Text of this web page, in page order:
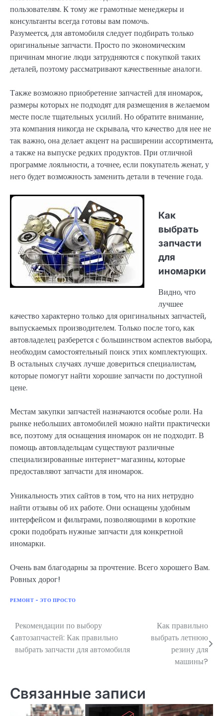
пользователям. К тому же грамотные менеджеры и
консультанты всегда готовы вам помочь.
Разумеется, для автомобиля следует подбирать только
оригинальные запчасти. Просто по экономическим
причинам многие люди затрудняются с покупкой таких
деталей, поэтому рассматривают качественные аналоги.
Также возможно приобретение запчастей для иномарок,
размеры которых не подходят для размещения в желаемом
месте после тщательных усилий. Но обратите внимание,
эта компания никогда не скрывала, что качество для нее не
так важно, она делает акцент на расширении ассортимента,
а также на выпуске редких продуктов. При отличной
программе лояльности, а точнее, если покупатель женат, у
него будет возможность заменить детали в течение года.
Как
выбрать
запчасти
для
иномарки
Видно, что
лучшее
качество характерно только для оригинальных запчастей,
выпускаемых производителем. Только после того, как
автовладелец разберется с большинством аспектов выбора,
необходим самостоятельный поиск этих комплектующих.
В остальных случаях лучше довериться специалистам,
которые помогут найти хорошие запчасти по доступной
цене.
Местам закупки запчастей назначаются особые роли. На
рынке небольших автомобилей можно найти практически
все, поэтому для оснащения иномарок он не подходит. В
помощь автовладельцам существуют различные
специализированные интернет-магазины, которые
предоставляют запчасти для иномарок.
Уникальность этих сайтов в том, что на них нетрудно
найти отзывы об их работе. Они оснащены удобным
интерфейсом и фильтрами, позволяющими в короткие
сроки подобрать нужные запчасти для конкретной
иномарки.
Очень вам благодарны за прочтение. Всего хорошего Вам.
Ровных дорог!
РЕМОНТ - ЭТО ПРОСТО
Навигация
по
Рекомендации по выбору
автозапчастей: Как правильно
выбрать запчасти для автомобиля
Как правильно
выбрать летнюю
резину для
машины?
Связанные записи